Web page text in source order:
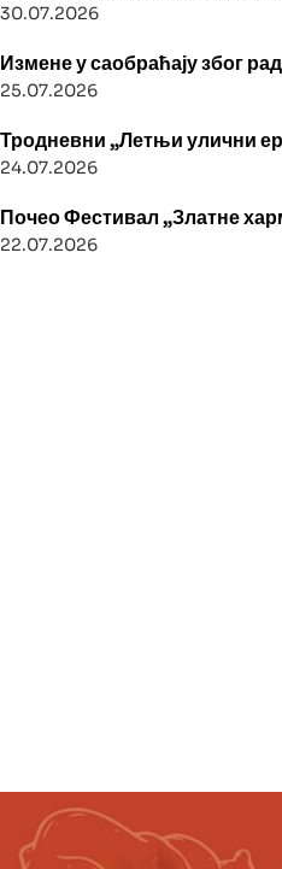
30.07.2026
Измене у саобраћају због
25.07.2026
Тродневни „Летњи улични
24.07.2026
Почео Фестивал „Златне
22.07.2026